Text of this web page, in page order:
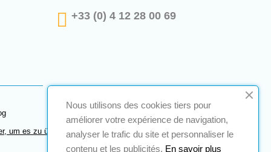
+33 (0) 4 12 28 00 69
um es zu überprüfen.
Nous utilisons des cookies tiers pour
améliorer votre expérience de navigation,
analyser le trafic du site et personnaliser le
contenu et les publicités. En savoir plus